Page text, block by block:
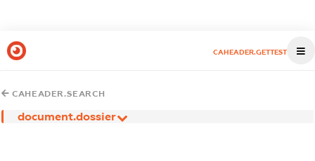
CAHEADER.GETTEST
CAHEADER.SEARCH
document.dossier